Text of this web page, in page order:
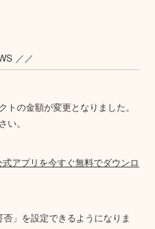
／／
の金額が変更となりました。
い。
アプリを今すぐ無料でダウンロ
」を設定できるようになりま